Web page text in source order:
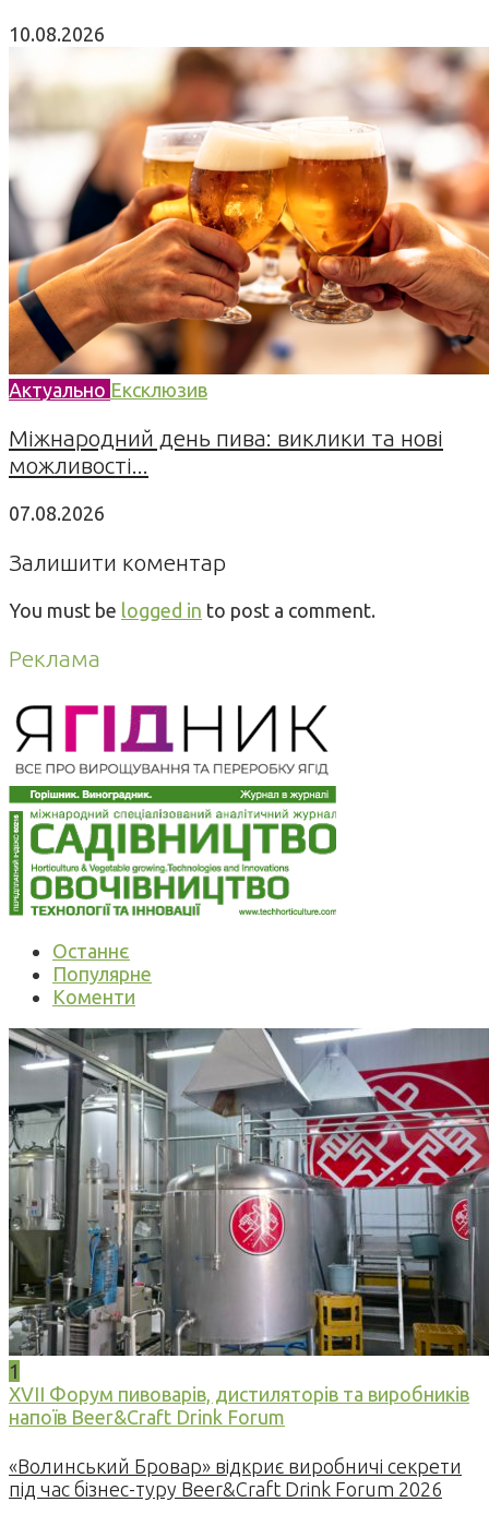
10.08.2026
Актуально Ексклюзив
Міжнародний день пива: виклики та нові
можливості...
07.08.2026
Залишити коментар
You must be logged in to post a comment.
Реклама
Останнє
Популярне
Коменти
1
XVII Форум пивоварів, дистиляторів та виробників
напоїв Beer&Craft Drink Forum
«Волинський Бровар» відкриє виробничі секрети
під час бізнес-туру Beer&Craft Drink Forum 2026